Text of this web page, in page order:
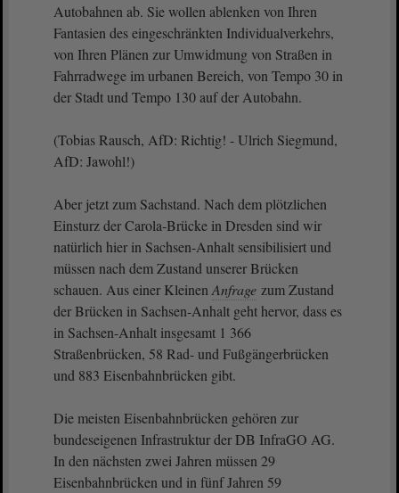
Autobahnen ab. Sie wollen ablenken von Ihren
Fantasien des eingeschränkten Individualverkehrs,
von Ihren Plänen zur Umwidmung von Straßen in
Fahrradwege im urbanen Bereich, von Tempo 30 in
der Stadt und Tempo 130 auf der Autobahn.
(Tobias Rausch, AfD: Richtig! - Ulrich Siegmund,
AfD: Jawohl!)
Aber jetzt zum Sachstand. Nach dem plötzlichen
Einsturz der Carola-Brücke in Dresden sind wir
natürlich hier in Sachsen-Anhalt sensibilisiert und
müssen nach dem Zustand unserer Brücken
schauen. Aus einer Kleinen Anfrage zum Zustand
der Brücken in Sachsen-Anhalt geht hervor, dass es
in Sachsen-Anhalt insgesamt 1 366
Straßenbrücken, 58 Rad- und Fußgängerbrücken
und 883 Eisenbahnbrücken gibt.
Die meisten Eisenbahnbrücken gehören zur
bundeseigenen Infrastruktur der DB InfraGO AG.
In den nächsten zwei Jahren müssen 29
Eisenbahnbrücken und in fünf Jahren 59